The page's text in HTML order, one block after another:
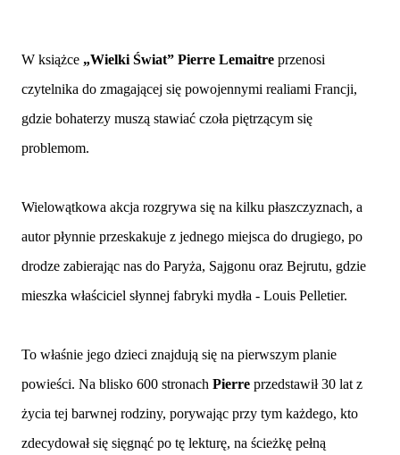
W książce „Wielki Świat” Pierre Lemaitre przenosi
czytelnika do zmagającej się powojennymi realiami Francji,
gdzie bohaterzy muszą stawiać czoła piętrzącym się
problemom.
Wielowątkowa akcja rozgrywa się na kilku płaszczyznach, a
autor płynnie przeskakuje z jednego miejsca do drugiego, po
drodze zabierając nas do Paryża, Sajgonu oraz Bejrutu, gdzie
mieszka właściciel słynnej fabryki mydła - Louis Pelletier.
To właśnie jego dzieci znajdują się na pierwszym planie
powieści. Na blisko 600 stronach Pierre przedstawił 30 lat z
życia tej barwnej rodziny, porywając przy tym każdego, kto
zdecydował się sięgnąć po tę lekturę, na ścieżkę pełną